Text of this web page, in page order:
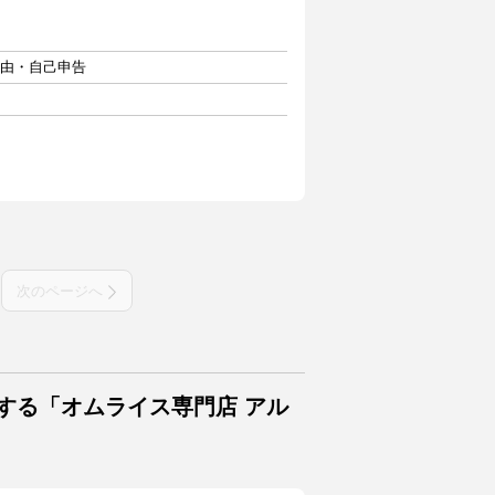
・自己申告
次のページへ
る「オムライス専門店 アル